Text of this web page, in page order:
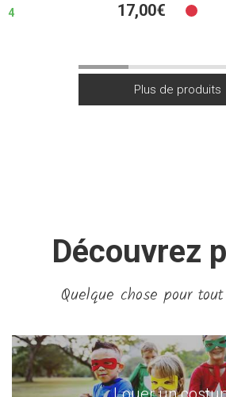
4 17,00€
Découvrez
Quelque chose pour